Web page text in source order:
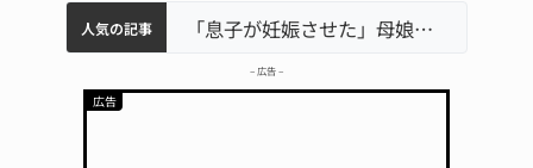
人気の記事
名張市水道料金47％値上げへ 答申案、審議会で大筋まとまる
中学校の陶壁モニュメント 地元建設会社がボランティアで清掃 伊賀名張市立病院のDMAT、熊本地震の被災地へ 能登以来3回目の派遣 「息子が妊娠させた」母娘だまされ400万円詐欺被害 名張
– 広告 –